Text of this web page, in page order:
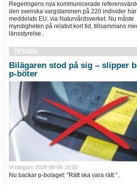
Regeringens nya kommunicerade
den svenska vargstammen på 220 individer har
meddelats EU, via Naturvårdsverket. Nu måste
myndigheten på relativt kort tid, tillsammans
länsstyrelse..
TEKNIK
Bilägaren stod på sig – slipper
p-böter
Vi bilägare 2026-08-06 18:30
Nu backar p-bolaget: ”Rätt ska vara rätt.”..